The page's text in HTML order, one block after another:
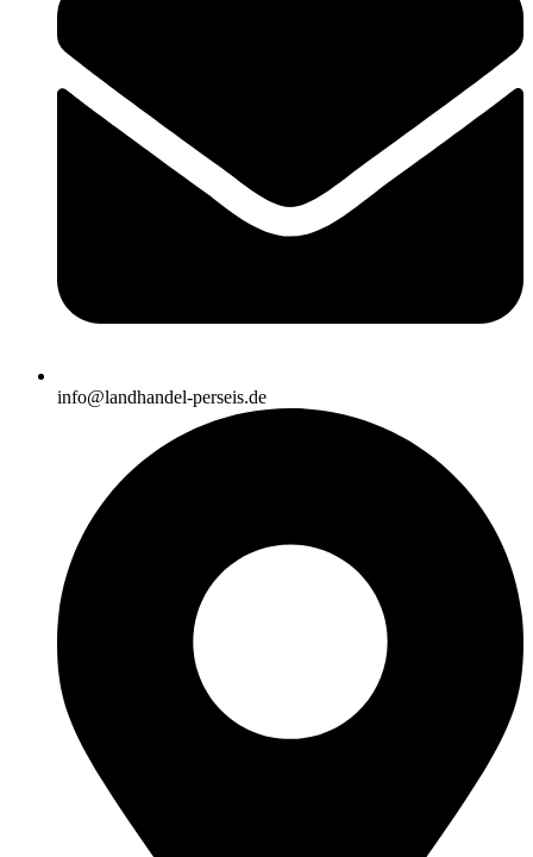
info@landhandel-perseis.de